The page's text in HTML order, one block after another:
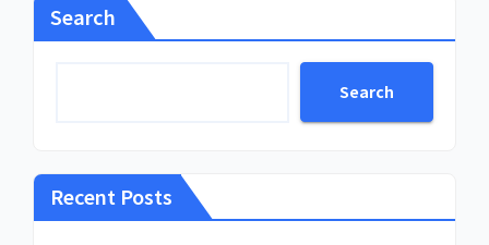
Search
Search
Recent Posts